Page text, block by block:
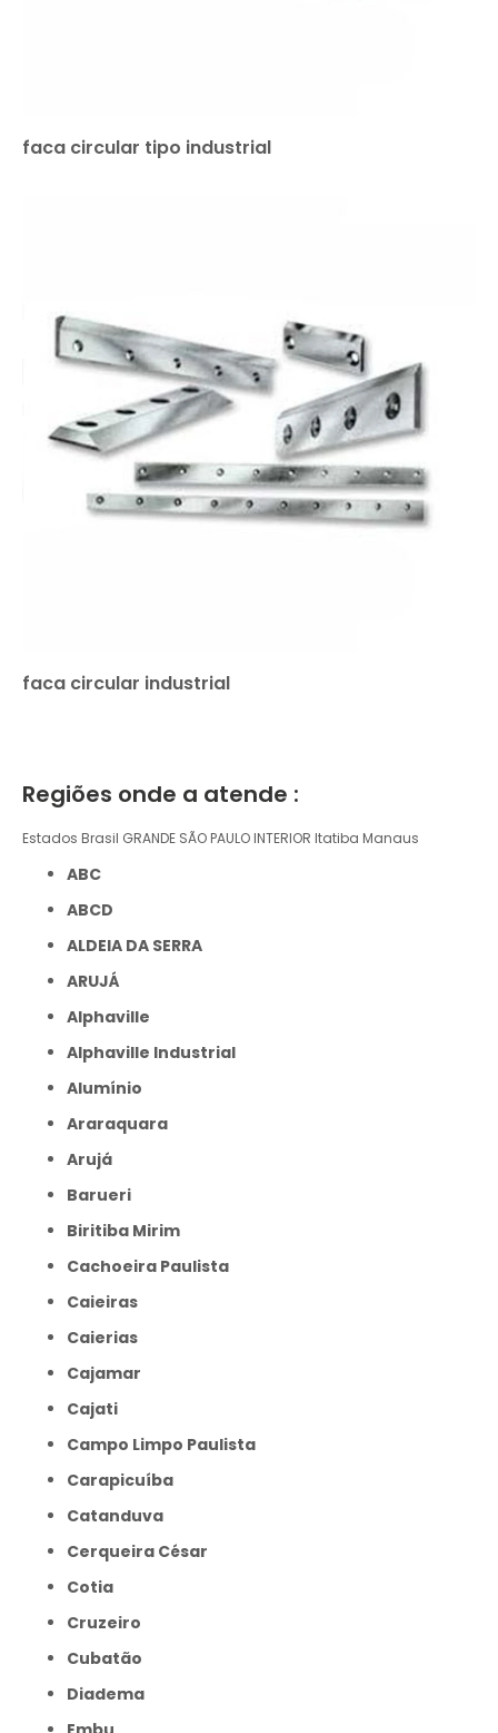
faca circular tipo industrial
faca circular industrial
Regiões onde a atende :
Estados Brasil GRANDE SÃO PAULO INTERIOR Itatiba Manaus
ABC
ABCD
ALDEIA DA SERRA
ARUJÁ
Alphaville
Alphaville Industrial
Alumínio
Araraquara
Arujá
Barueri
Biritiba Mirim
Cachoeira Paulista
Caieiras
Caierias
Cajamar
Cajati
Campo Limpo Paulista
Carapicuíba
Catanduva
Cerqueira César
Cotia
Cruzeiro
Cubatão
Diadema